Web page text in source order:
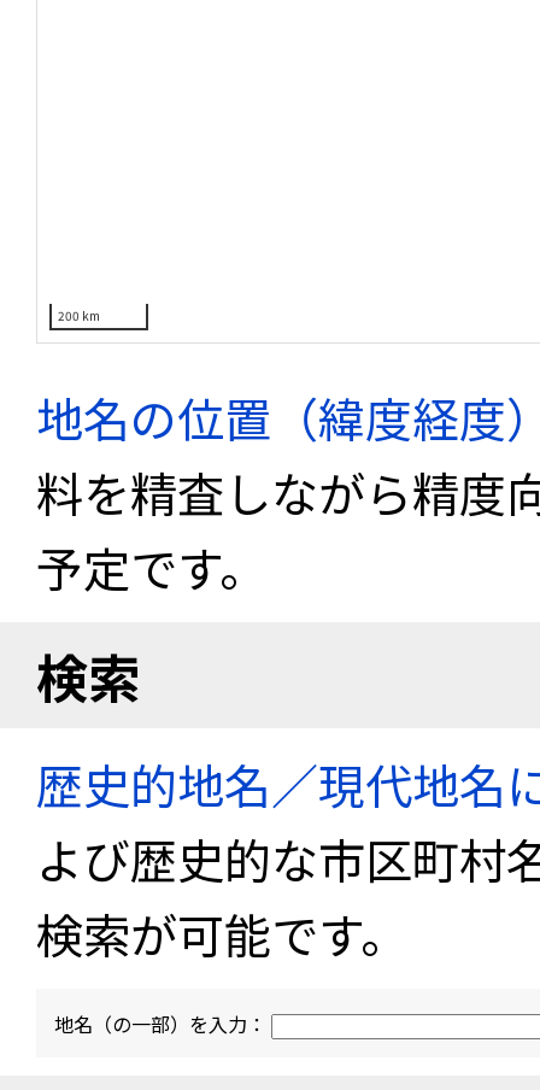
200 km
地名の位置（緯度経度
料を精査しながら精度
予定です。
検索
歴史的地名／現代地名
よび歴史的な市区町村
検索が可能です。
地名（の一部）を入力：